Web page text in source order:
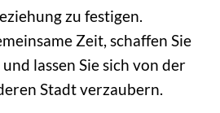
zu festigen.
Zeit, schaffen Sie
lassen Sie sich von der
Stadt verzaubern.